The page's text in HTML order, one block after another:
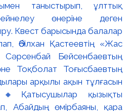
таныстырып, ұлттық
өнеріне деген
Квест барысында балалар
Әбілхан Қастеевтің «Жас
Бейсенбаевтың
Тоқболат Тоғысбаевтың
арқылы ақын тұлғасын
🔸Қатысушылар қызықты
Абайдың өмірбаяны, қара